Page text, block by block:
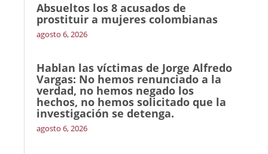
Absueltos los 8 acusados de
prostituir a mujeres colombianas
agosto 6, 2026
Hablan las víctimas de Jorge Alfredo
Vargas: No hemos renunciado a la
verdad, no hemos negado los
hechos, no hemos solicitado que la
investigación se detenga.
agosto 6, 2026